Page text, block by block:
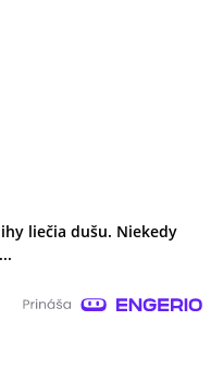
liečia dušu. Niekedy